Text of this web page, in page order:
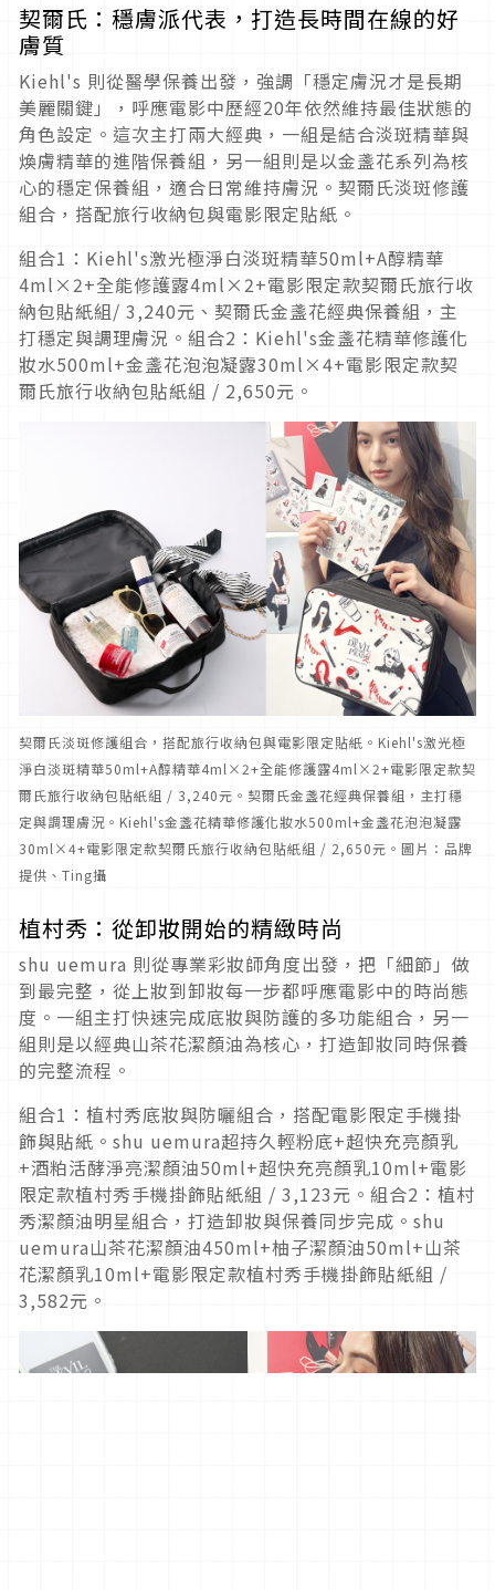
契爾氏：穩膚派代表，打造長時間在線的好
膚質
Kiehl's 則從醫學保養出發，強調「穩定膚況才是長期
美麗關鍵」，呼應電影中歷經20年依然維持最佳狀態的
角色設定。這次主打兩大經典，一組是結合淡斑精華與
煥膚精華的進階保養組，另一組則是以金盞花系列為核
心的穩定保養組，適合日常維持膚況。契爾氏淡斑修護
組合，搭配旅行收納包與電影限定貼紙。
組合1：Kiehl's激光極淨白淡斑精華50ml+A醇精華
4ml×2+全能修護露4ml×2+電影限定款契爾氏旅行收
納包貼紙組/ 3,240元、契爾氏金盞花經典保養組，主
打穩定與調理膚況。組合2：Kiehl's金盞花精華修護化
妝水500ml+金盞花泡泡凝露30ml×4+電影限定款契
爾氏旅行收納包貼紙組 / 2,650元。
契爾氏淡斑修護組合，搭配旅行收納包與電影限定貼紙。Kiehl's激光極
淨白淡斑精華50ml+A醇精華4ml×2+全能修護露4ml×2+電影限定款契
爾氏旅行收納包貼紙組 / 3,240元。契爾氏金盞花經典保養組，主打穩
定與調理膚況。Kiehl's金盞花精華修護化妝水500ml+金盞花泡泡凝露
30ml×4+電影限定款契爾氏旅行收納包貼紙組 / 2,650元。圖片：品牌
提供、Ting攝
植村秀：從卸妝開始的精緻時尚
shu uemura 則從專業彩妝師角度出發，把「細節」做
到最完整，從上妝到卸妝每一步都呼應電影中的時尚態
度。一組主打快速完成底妝與防護的多功能組合，另一
組則是以經典山茶花潔顏油為核心，打造卸妝同時保養
的完整流程。
組合1：植村秀底妝與防曬組合，搭配電影限定手機掛
飾與貼紙。shu uemura超持久輕粉底+超快充亮顏乳
+酒粕活酵淨亮潔顏油50ml+超快充亮顏乳10ml+電影
限定款植村秀手機掛飾貼紙組 / 3,123元。組合2：植村
秀潔顏油明星組合，打造卸妝與保養同步完成。shu
uemura山茶花潔顏油450ml+柚子潔顏油50ml+山茶
花潔顏乳10ml+電影限定款植村秀手機掛飾貼紙組 /
3,582元。